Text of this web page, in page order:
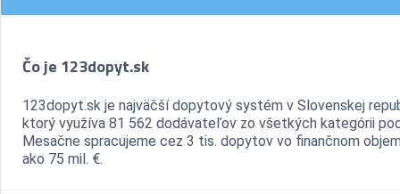
Čo je 123dopyt.sk
123dopyt.sk je najväčší dopytový systém v Slovenskej
ktorý využíva 81 562 dodávateľov zo všetkých kategórii
Mesačne spracujeme cez 3 tis. dopytov vo finančnom
ako 75 mil. €.